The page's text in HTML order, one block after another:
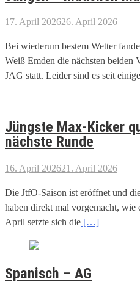
17. April 202626. April 2026
Bei wiederum bestem Wetter
Weiß Emden die nächsten beiden
JAG statt. Leider sind es seit
Jüngste Max-Kicker
nächste Runde
16. April 202621. April 2026
Die JtfO-Saison ist eröffnet und
haben direkt mal vorgemacht, wie
April setzte sich die […]
Spanisch – AG